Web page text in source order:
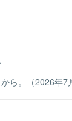
ら。（2026年7